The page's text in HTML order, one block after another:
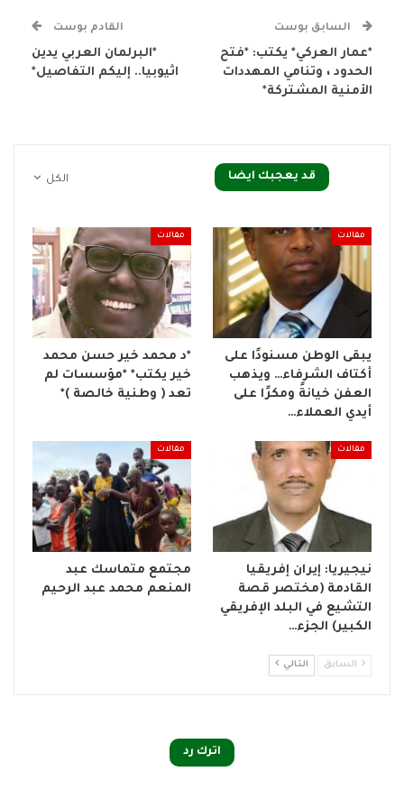
السابق بوست
*عمار العركي* يكتب: *فتح
الحدود ، وتنامي المهددات
الأمنية المشتركة*
القادم بوست
*البرلمان العربي يدين
اثيوبيا.. إليكم التفاصيل*
الكل قد يعجبك ايضا
مقالات
يبقى الوطن مسنودًا على
أكتاف الشرفاء… ويذهب
العفن خيانةً ومكرًا على
أيدي العملاء…
مقالات
*د محمد خير حسن محمد
خير يكتب* *مؤسسات لم
تعد ( وطنية خالصة )*
مقالات
نيجيريا: إيران إفريقيا
القادمة (مختصر قصة
التشيع في البلد الإفريقي
الكبير) الجزء…
مقالات
مجتمع متماسك عبد
المنعم محمد عبد الرحيم
السابق التالي
اترك رد